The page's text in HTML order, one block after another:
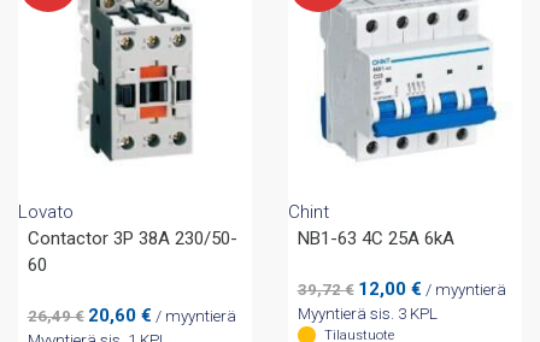
Lovato
Contactor 3P 38A 230/50-
60
26,49€ Alkuperäinen
hinta
20,60 €Nykyinen
hinta
/ myyntierä
Chint
NB1-63 4C 25A 6kA
39,72€ Alkuperäinen
hinta
oli:
12,00 €Nykyinen
hinta
/ myyntierä
Myyntierä sis. 3 KPL
Tilaustuote